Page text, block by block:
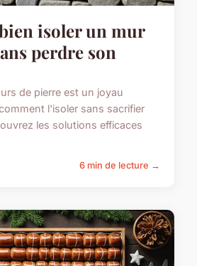
isoler un mur
perdre son
de pierre est un joyau
l'isoler sans sacrifier
les solutions efficaces
6 min de lecture →